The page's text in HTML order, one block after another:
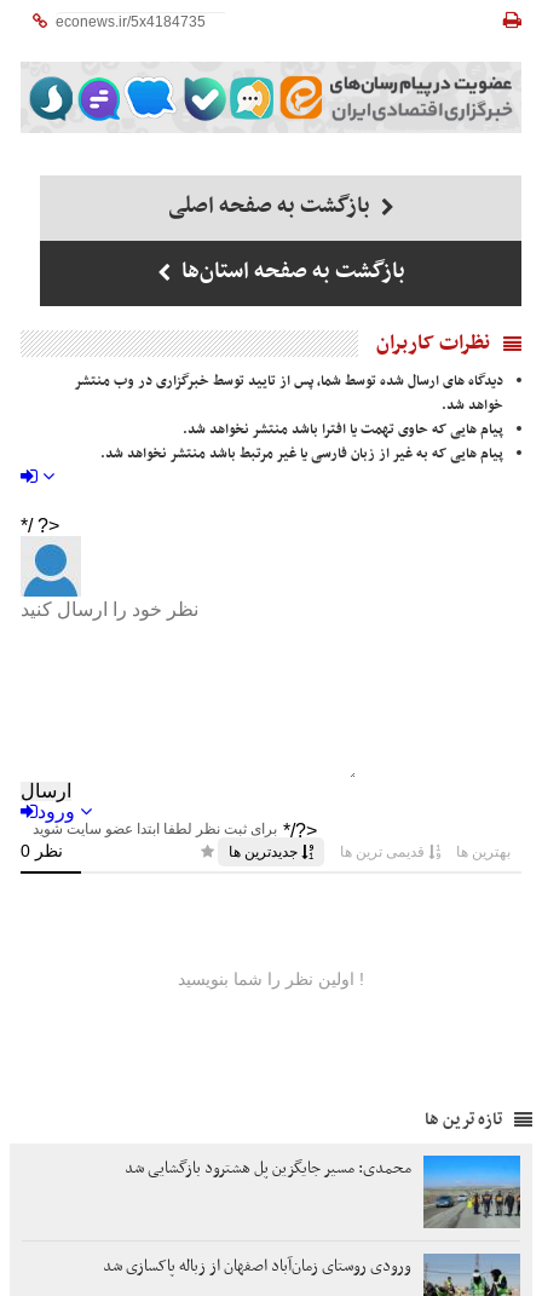
بازگشت به صفحه اصلی
بازگشت به صفحه استان‌ها
نظرات کاربران
دیدگاه های ارسال شده توسط شما، پس از تایید توسط خبرگزاری در وب منتشر
خواهد شد.
پیام هایی که حاوی تهمت یا افترا باشد منتشر نخواهد شد.
پیام هایی که به غیر از زبان فارسی یا غیر مرتبط باشد منتشر نخواهد شد.
تازه ترین ها
محمدی: مسیر جایگزین پل هشترود بازگشایی شد
ورودی روستای زمان‌آباد اصفهان از زباله پاکسازی شد